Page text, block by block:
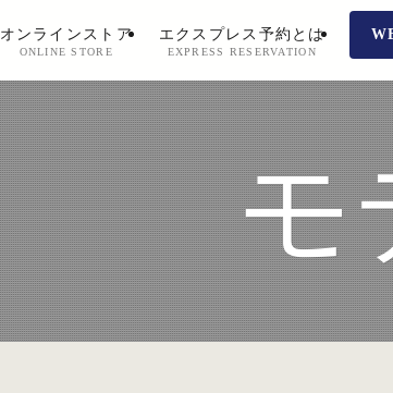
オンラインストア
ONLINE STORE
エクスプレス予約とは
EXPRESS RESERVATION
モ